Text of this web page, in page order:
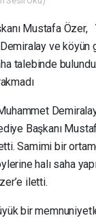
Mustafa Özer,
ve köyün
talebinde
Başkanı
Samimi bir
halı saha
iletti.
bir